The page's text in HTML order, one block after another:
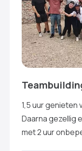
1,5 uur genieten
Daarna gezellig
met 2 uur